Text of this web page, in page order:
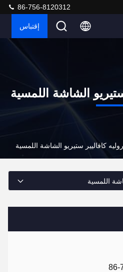
86-756-8120312
إقتباس
الشاشة اللمسية
كافاليير ستيريو الشاشة اللمسية
86-
اللمسية